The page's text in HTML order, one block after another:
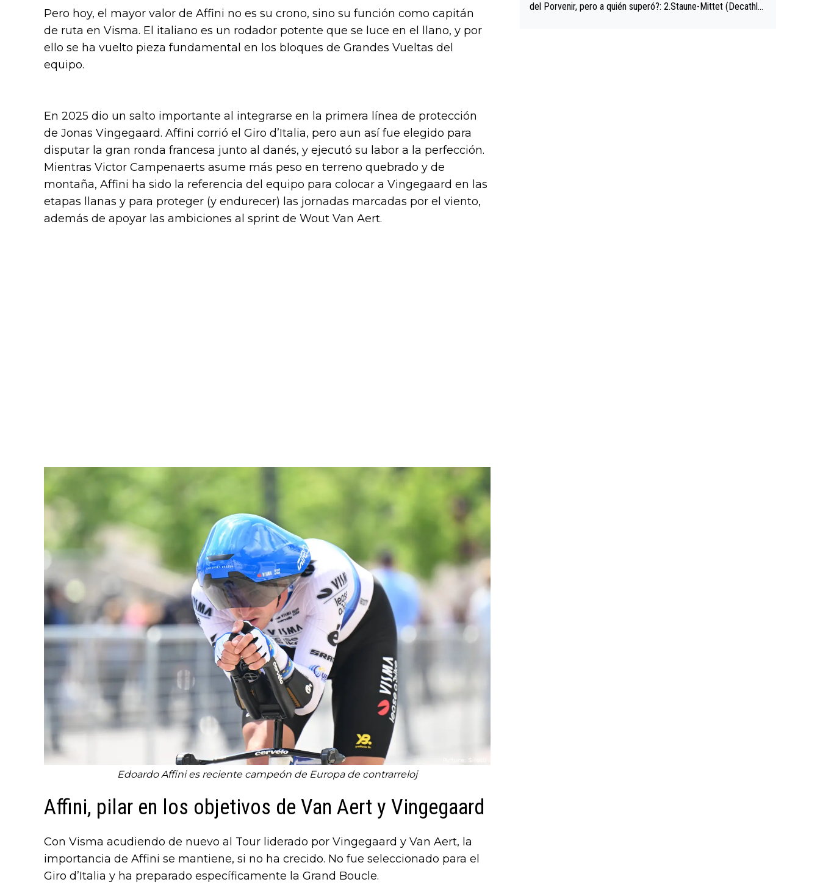
Pero hoy, el mayor valor de Affini no es su crono, sino su función como capitán
de ruta en Visma. El italiano es un rodador potente que se luce en el llano, y por
ello se ha vuelto pieza fundamental en los bloques de Grandes Vueltas del
equipo.
En 2025 dio un salto importante al integrarse en la primera línea de protección
de Jonas Vingegaard. Affini corrió el Giro d’Italia, pero aun así fue elegido para
disputar la gran ronda francesa junto al danés, y ejecutó su labor a la perfección.
Mientras Victor Campenaerts asume más peso en terreno quebrado y de
montaña, Affini ha sido la referencia del equipo para colocar a Vingegaard en las
etapas llanas y para proteger (y endurecer) las jornadas marcadas por el viento,
además de apoyar las ambiciones al sprint de Wout Van Aert.
Edoardo Affini es reciente campeón de Europa de contrarreloj
Affini, pilar en los objetivos de Van Aert y Vingegaard
Con Visma acudiendo de nuevo al Tour liderado por Vingegaard y Van Aert, la
importancia de Affini se mantiene, si no ha crecido. No fue seleccionado para el
Giro d’Italia y ha preparado específicamente la Grand Boucle.
del Porvenir, pero a quién superó?: 2.Staune-Mittet (Decathlo